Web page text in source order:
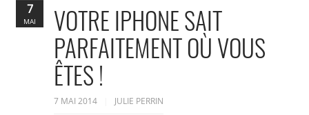
VOTRE IPHONE SAIT
PARFAITEMENT OÙ VOUS
ÊTES !
7 MAI 2014 JULIE PERRIN
7
MAI